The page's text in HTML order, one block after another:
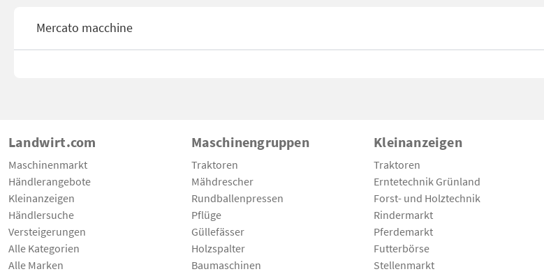
Mercato macchine
Landwirt.com
Maschinenmarkt
Händlerangebote
Kleinanzeigen
Händlersuche
Versteigerungen
Alle Kategorien
Alle Marken
Maschinengruppen
Traktoren
Mähdrescher
Rundballenpressen
Pflüge
Güllefässer
Holzspalter
Baumaschinen
Kleinanzeigen
Traktoren
Erntetechnik Grünland
Forst- und Holztechnik
Rindermarkt
Pferdemarkt
Futterbörse
Stellenmarkt